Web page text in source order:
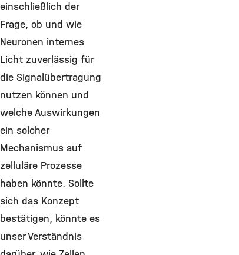
einschließlich der
Frage, ob und wie
Neuronen internes
Licht zuverlässig für
die Signalübertragung
nutzen können und
welche Auswirkungen
ein solcher
Mechanismus auf
zelluläre Prozesse
haben könnte. Sollte
sich das Konzept
bestätigen, könnte es
unser Verständnis